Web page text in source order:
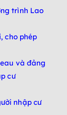
trình Lao
cho phép
và đảng
cư
nhập cư